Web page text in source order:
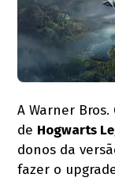
A Warner
de Hogwarts
donos da
fazer o